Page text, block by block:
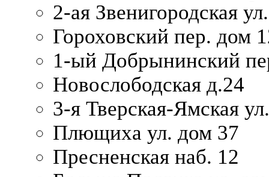
2-ая Звенигородская
Гороховский пер. дом
1-ый Добрынинский
Новослободская д.24
3-я Тверская-Ямская
Плющиха ул. дом 37
Пресненская наб. 12